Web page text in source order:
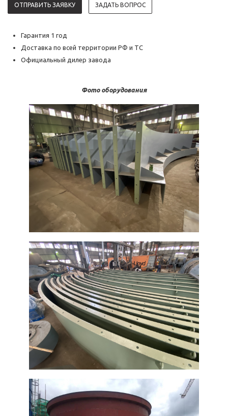
ОТПРАВИТЬ ЗАЯВКУ ЗАДАТЬ ВОПРОС
Гарантия 1 год
Доставка по всей территории РФ и ТС
Официальный дилер завода
Фото оборудования